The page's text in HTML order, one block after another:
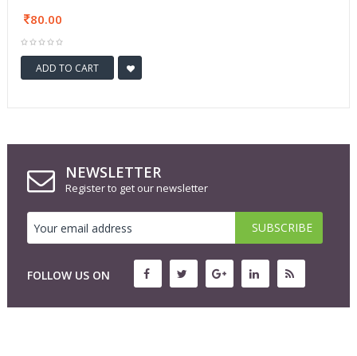
80.00
ADD TO CART
NEWSLETTER
Register to get our newsletter
FOLLOW US ON